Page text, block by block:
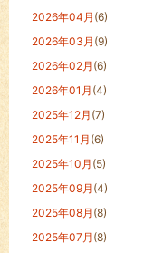
2026年04月 (6)
2026年03月 (9)
2026年02月 (6)
2026年01月 (4)
2025年12月 (7)
2025年11月 (6)
2025年10月 (5)
2025年09月 (4)
2025年08月 (8)
2025年07月 (8)